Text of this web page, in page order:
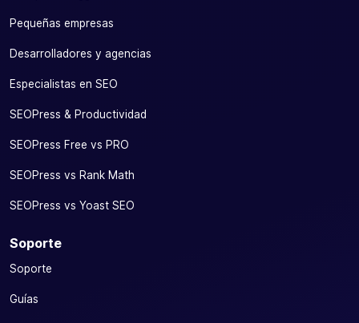
Pequeñas empresas
Desarrolladores y agencias
Especialistas en SEO
SEOPress & Productividad
SEOPress Free vs PRO
SEOPress vs Rank Math
SEOPress vs Yoast SEO
Soporte
Soporte
Guías